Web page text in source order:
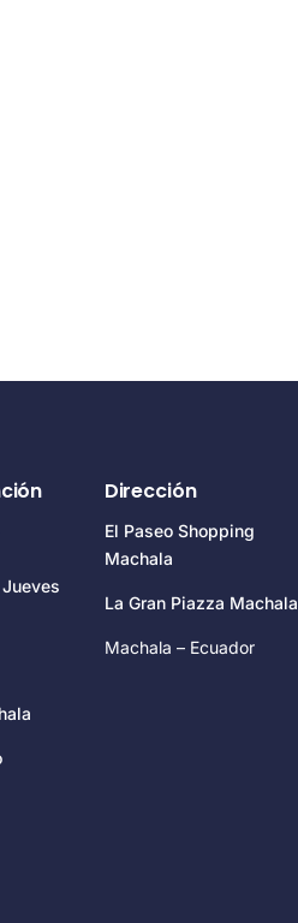
Dirección
El Paseo Shopping
Machala
La Gran Piazza Machala
Machala – Ecuador